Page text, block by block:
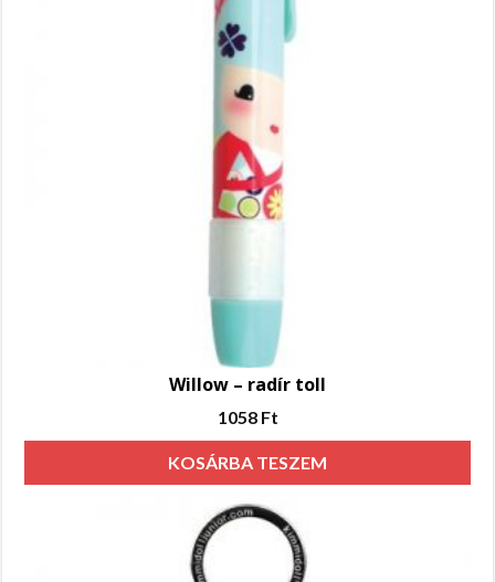
Willow – radír toll
1058 Ft
KOSÁRBA TESZEM